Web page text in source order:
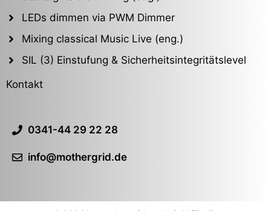
LEDs dimmen via PWM Dimmer
Mixing classical Music Live (eng.)
SIL (3) Einstufung & Sicherheitsintegritätslevel
Kontakt
0341-44 29 22 28
info@mothergrid.de